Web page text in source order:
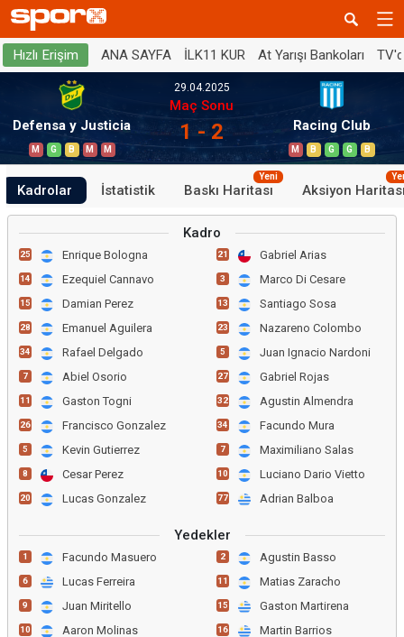
Hızlı Erişim ANA SAYFA İLK11 KUR At Yarışı Bankoları
Defensa y Justicia
M G B M M
29.04.2025
Maç Sonu
1 - 2 Racing Club
M B G G B
Kadrolar İstatistik Baskı Haritası
Yeni
Aksiyon
Kadro
25 Enrique Bologna
14 Ezequiel Cannavo
15 Damian Perez
28 Emanuel Aguilera
34 Rafael Delgado
7 Abiel Osorio
11 Gaston Togni
26 Francisco Gonzalez
5 Kevin Gutierrez
8 Cesar Perez
20 Lucas Gonzalez
21 Gabriel Arias
3 Marco Di Cesare
13 Santiago Sosa
23 Nazareno Colombo
5 Juan Ignacio Nardoni
27 Gabriel Rojas
32 Agustin Almendra
34 Facundo Mura
7 Maximiliano Salas
10 Luciano Dario Vietto
77 Adrian Balboa
Yedekler
1 Facundo Masuero
6 Lucas Ferreira
9 Juan Miritello
10 Aaron Molinas
2 Agustin Basso
11 Matias Zaracho
15 Gaston Martirena
16 Martin Barrios